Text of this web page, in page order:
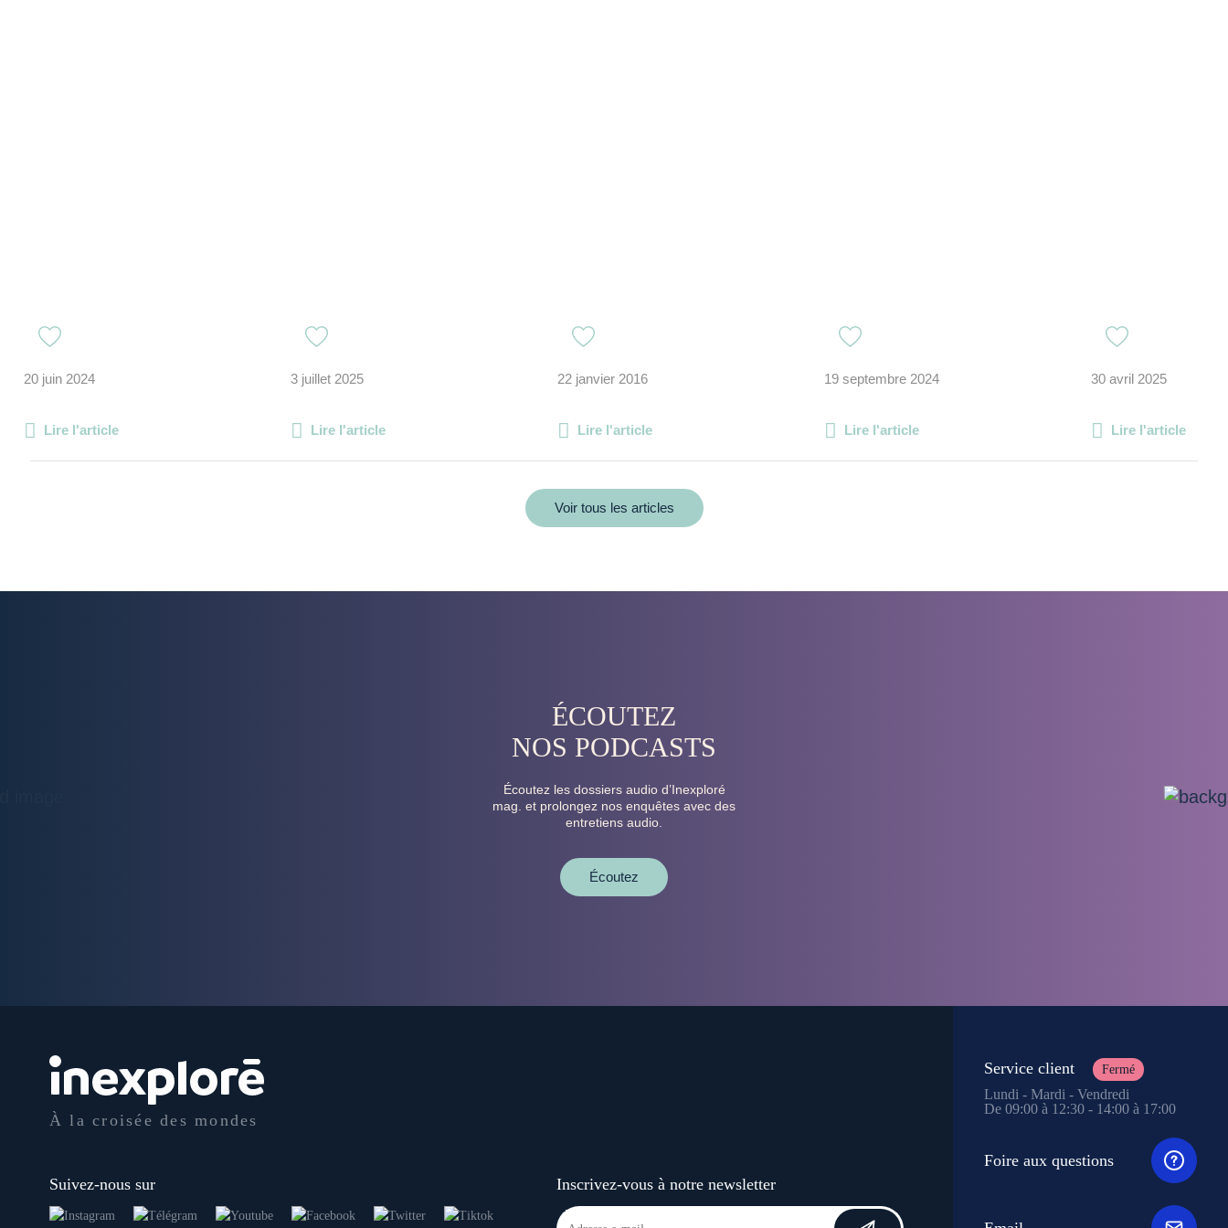
20 juin 2024
Lire l'article
3 juillet 2025
Lire l'article
22 janvier 2016
Lire l'article
19 septembre 2024
Lire l'article
30 avril 2025
Lire l'article
Voir tous les articles
ÉCOUTEZ
NOS PODCASTS
Écoutez les dossiers audio d’Inexploré
mag. et prolongez nos enquêtes avec des
entretiens audio.
Écoutez
À la croisée des mondes
Suivez-nous sur Inscrivez-vous à notre newsletter
Service client Fermé
Lundi - Mardi - Vendredi
De 09:00 à 12:30 - 14:00 à 17:00
Foire aux questions